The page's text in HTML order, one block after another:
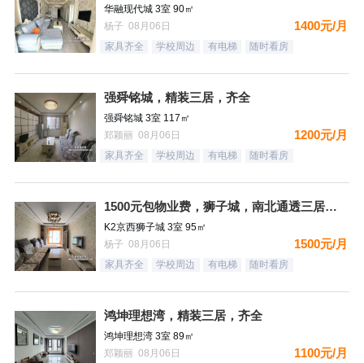
华融现代城 3室 90㎡
杨子 08月06日
1400元/月
家具齐全 学校周边 有电梯 随时看房
强舜铭城，精装三居，齐全
强舜铭城 3室 117㎡
郑颖丽 08月06日
1200元/月
家具齐全 学校周边 有电梯 随时看房
1500元包物业费，狮子城，南北通透三居，都齐全，拎包入住，
K2京西狮子城 3室 95㎡
杨子 08月06日
1500元/月
家具齐全 学校周边 有电梯 随时看房
鸿坤理想湾，精装三居，齐全
鸿坤理想湾 3室 89㎡
郑颖丽 08月06日
1100元/月